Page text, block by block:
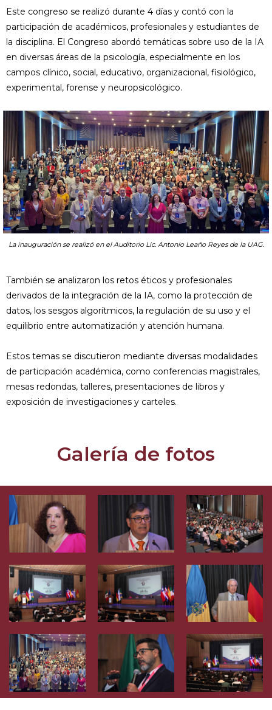
Este congreso se realizó durante 4 días y contó con la
participación de académicos, profesionales y estudiantes de
la disciplina. El Congreso abordó temáticas sobre uso de la IA
en diversas áreas de la psicología, especialmente en los
campos clínico, social, educativo, organizacional, fisiológico,
experimental, forense y neuropsicológico.
La inauguración se realizó en el Auditorio Lic. Antonio Leaño Reyes de la UAG.
También se analizaron los retos éticos y profesionales
derivados de la integración de la IA, como la protección de
datos, los sesgos algorítmicos, la regulación de su uso y el
equilibrio entre automatización y atención humana.
Estos temas se discutieron mediante diversas modalidades
de participación académica, como conferencias magistrales,
mesas redondas, talleres, presentaciones de libros y
exposición de investigaciones y carteles.
Galería de fotos